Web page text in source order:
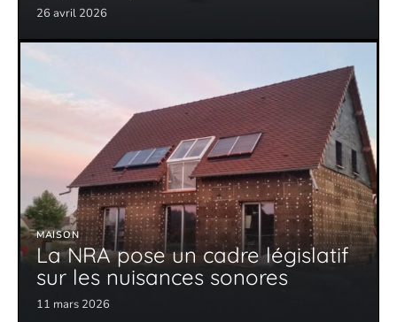
26 avril 2026
MAISON
La NRA pose un cadre législatif
sur les nuisances sonores
11 mars 2026